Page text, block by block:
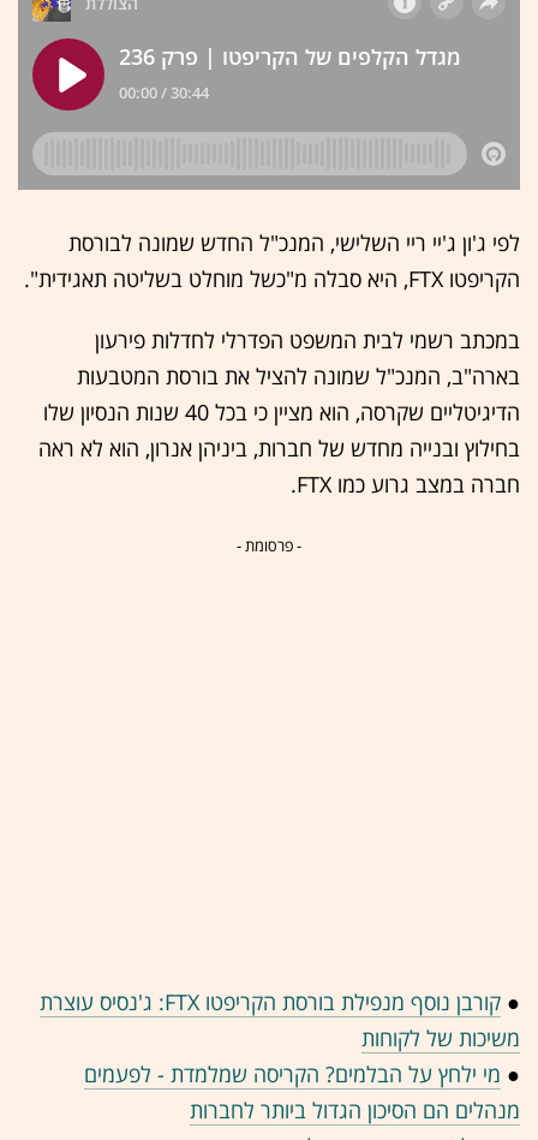
לפי ג'ון ג'יי ריי השלישי, המנכ"ל החדש שמונה לבורסת
הקריפטו FTX, היא סבלה מ"כשל מוחלט בשליטה תאגידית".
במכתב רשמי לבית המשפט הפדרלי לחדלות פירעון
בארה"ב, המנכ"ל שמונה להציל את בורסת המטבעות
הדיגיטליים שקרסה, הוא מציין כי בכל 40 שנות הנסיון שלו
בחילוץ ובנייה מחדש של חברות, ביניהן אנרון, הוא לא ראה
חברה במצב גרוע כמו FTX.
- פרסומת -
●
קורבן נוסף מנפילת בורסת הקריפטו FTX: ג'נסיס עוצרת
משיכות של לקוחות
● מי ילחץ על הבלמים? הקריסה שמלמדת - לפעמים
מנהלים הם הסיכון הגדול ביותר לחברות